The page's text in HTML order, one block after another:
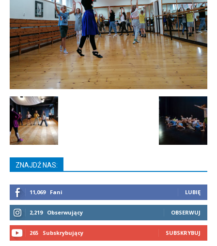
ZNAJDŹ NAS:
11,069 Fani LUBIĘ
2,219 Obserwujący OBSERWUJ
265 Subskrybujący SUBSKRYBUJ